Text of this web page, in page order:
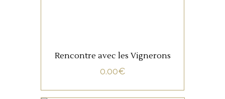
Rencontre avec les Vignerons
0.00€